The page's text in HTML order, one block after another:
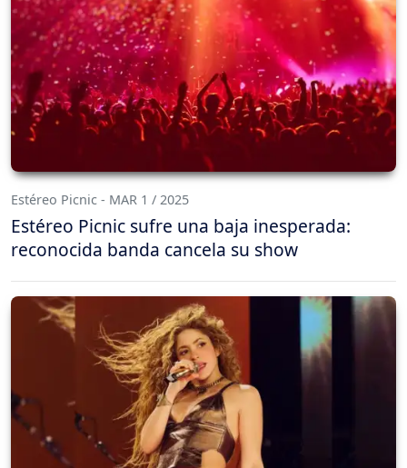
Estéreo Picnic - MAR 1 / 2025
Estéreo Picnic sufre una baja inesperada:
reconocida banda cancela su show